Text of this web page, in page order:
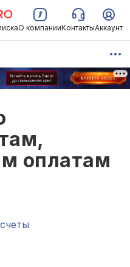
О компанииКонтактыАккаунт
оплатам